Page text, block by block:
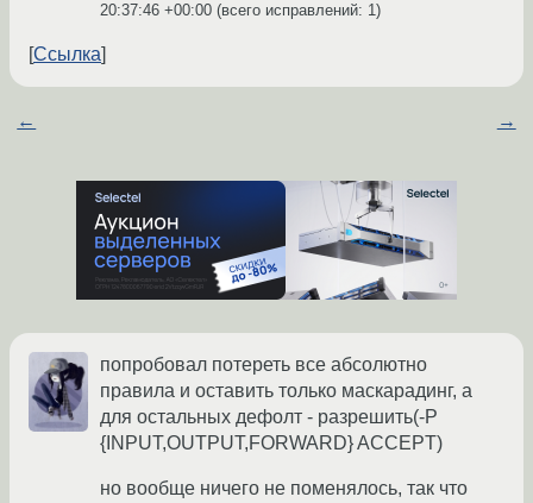
20:37:46 +00:00 (всего исправлений: 1)
Ссылка
← →
попробовал потереть все абсолютно
правила и оставить только маскарадинг, а
для остальных дефолт - разрешить(-P
{INPUT,OUTPUT,FORWARD} ACCEPT)
но вообще ничего не поменялось, так что